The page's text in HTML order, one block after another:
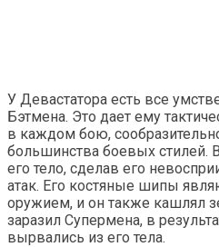
У Девастатора есть все
Бэтмена. Это дает ему
в каждом бою,
большинства боевых стилей.
его тело, сделав его
атак. Его костяные шипы
оружием, и он также кашлял
заразил Супермена, в
вырвались из его тела.